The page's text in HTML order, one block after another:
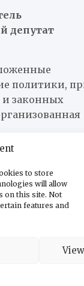
to store
will allow
on this site. Not
features and
депутат
политики,
и законных
оружия,
проверки
и